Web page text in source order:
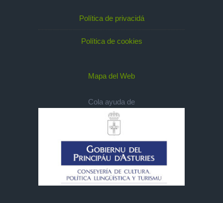
Política de privacidá
Política de cookies
Mapa del Web
Cola ayuda de